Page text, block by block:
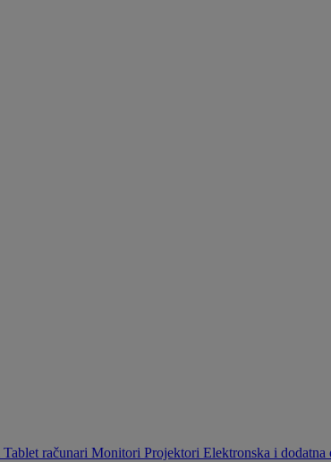
Tablet računari Monitori Projektori Elektronska i dodatna